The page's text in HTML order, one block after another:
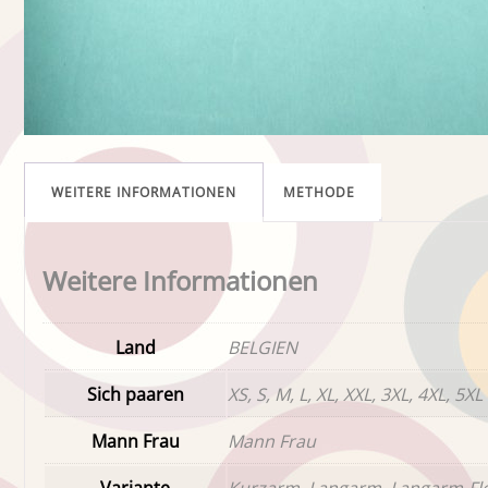
WEITERE INFORMATIONEN METHODE
Weitere Informationen
Land
BELGIEN
Sich paaren
XS, S, M, L, XL, XXL, 3XL, 4XL, 5XL
Mann Frau
Mann Frau